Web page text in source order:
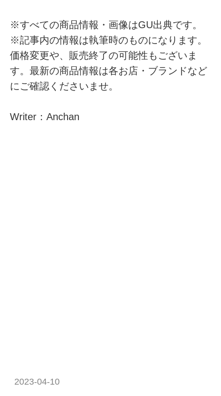
※すべての商品情報・画像はGU出典です。
※記事内の情報は執筆時のものになります。
価格変更や、販売終了の可能性もございま
す。最新の商品情報は各お店・ブランドなど
にご確認くださいませ。
Writer：Anchan
2023-04-10